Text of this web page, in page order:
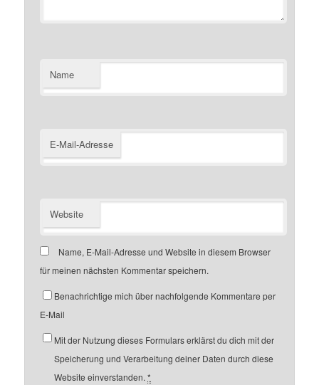
Name
E-Mail-Adresse
Website
Name, E-Mail-Adresse und Website in diesem Browser
für meinen nächsten Kommentar speichern.
Benachrichtige mich über nachfolgende Kommentare per
E-Mail
Mit der Nutzung dieses Formulars erklärst du dich mit der
Speicherung und Verarbeitung deiner Daten durch diese
Website einverstanden.*